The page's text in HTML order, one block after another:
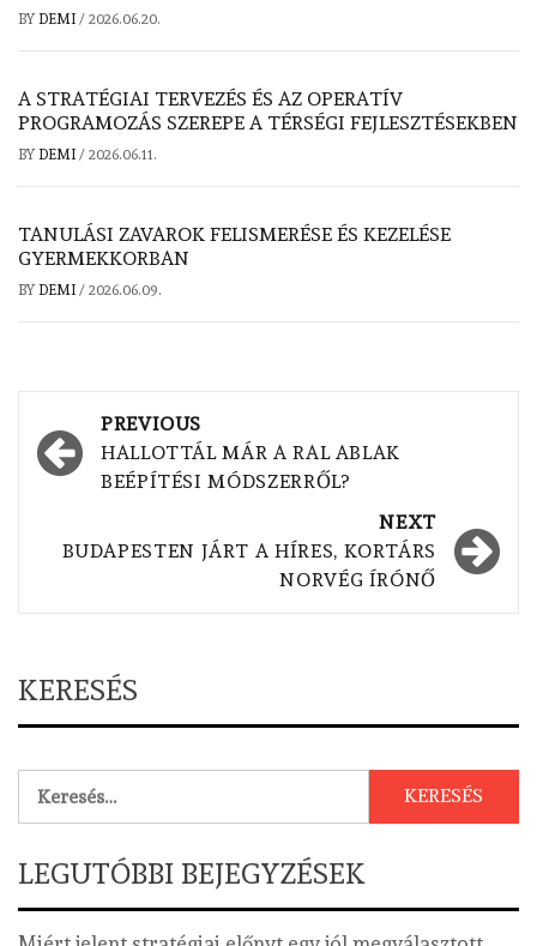
BY DEMI / 2026.06.20.
A STRATÉGIAI TERVEZÉS ÉS AZ OPERATÍV
PROGRAMOZÁS SZEREPE A TÉRSÉGI FEJLESZTÉSEKBEN
BY DEMI / 2026.06.11.
TANULÁSI ZAVAROK FELISMERÉSE ÉS KEZELÉSE
GYERMEKKORBAN
BY DEMI / 2026.06.09.
Post
navigation
PREVIOUS
HALLOTTÁL MÁR A RAL ABLAK
BEÉPÍTÉSI MÓDSZERRŐL?
NEXT
BUDAPESTEN JÁRT A HÍRES, KORTÁRS
NORVÉG ÍRÓNŐ
KERESÉS
LEGUTÓBBI BEJEGYZÉSEK